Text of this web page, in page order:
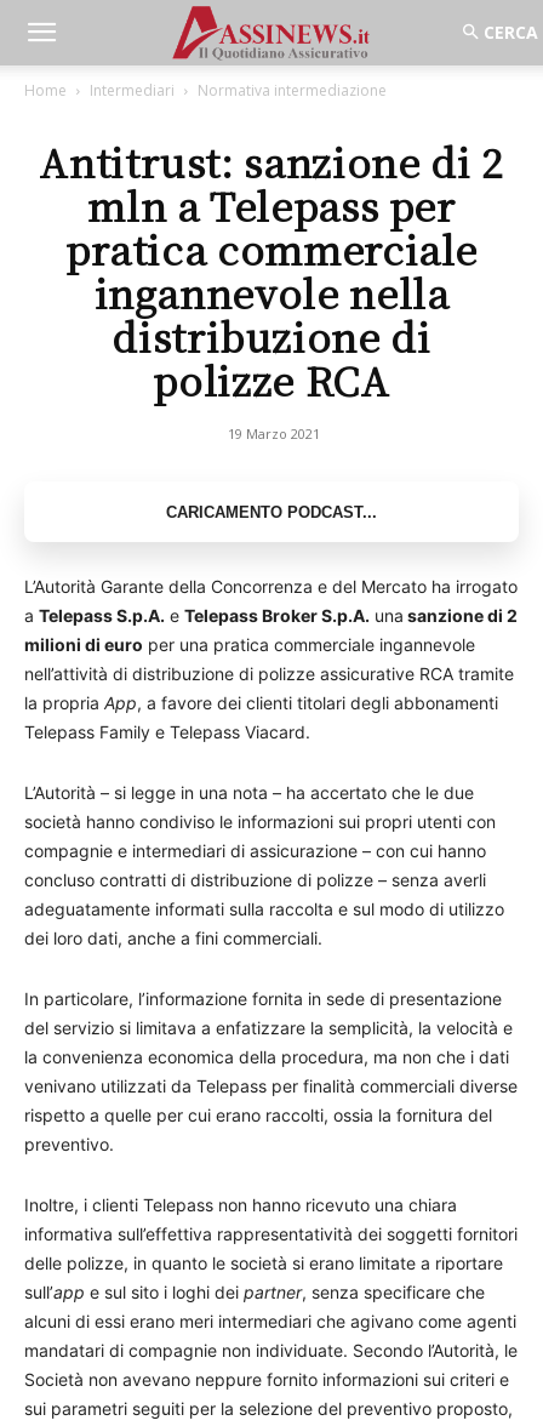
Home Intermediari Normativa intermediazione
Antitrust: sanzione di 2
mln a Telepass per
pratica commerciale
ingannevole nella
distribuzione di
polizze RCA
19 Marzo 2021
L’Autorità Garante della Concorrenza e del Mercato ha irrogato
a Telepass S.p.A. e Telepass Broker S.p.A. una sanzione di 2
milioni di euro per una pratica commerciale ingannevole
nell’attività di distribuzione di polizze assicurative RCA tramite
la propria App, a favore dei clienti titolari degli abbonamenti
Telepass Family e Telepass Viacard.
L’Autorità – si legge in una nota – ha accertato che le due
società hanno condiviso le informazioni sui propri utenti con
compagnie e intermediari di assicurazione – con cui hanno
concluso contratti di distribuzione di polizze – senza averli
adeguatamente informati sulla raccolta e sul modo di utilizzo
dei loro dati, anche a fini commerciali.
In particolare, l’informazione fornita in sede di presentazione
del servizio si limitava a enfatizzare la semplicità, la velocità e
la convenienza economica della procedura, ma non che i dati
venivano utilizzati da Telepass per finalità commerciali diverse
rispetto a quelle per cui erano raccolti, ossia la fornitura del
preventivo.
Inoltre, i clienti Telepass non hanno ricevuto una chiara
informativa sull’effettiva rappresentatività dei soggetti fornitori
delle polizze, in quanto le società si erano limitate a riportare
sull’app e sul sito i loghi dei partner, senza specificare che
alcuni di essi erano meri intermediari che agivano come agenti
mandatari di compagnie non individuate. Secondo l’Autorità, le
Società non avevano neppure fornito informazioni sui criteri e
sui parametri seguiti per la selezione del preventivo proposto,